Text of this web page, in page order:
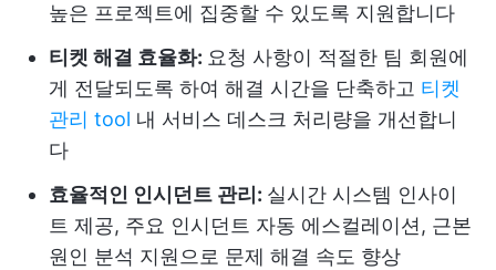
높은 프로젝트에 집중할 수 있도록 지원합니다
티켓 해결 효율화: 요청 사항이 적절한 팀 회원에
게 전달되도록 하여 해결 시간을 단축하고 티켓
관리 tool 내 서비스 데스크 처리량을 개선합니
다
효율적인 인시던트 관리: 실시간 시스템 인사이
트 제공, 주요 인시던트 자동 에스컬레이션, 근본
원인 분석 지원으로 문제 해결 속도 향상